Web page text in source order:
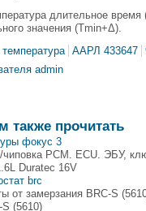
длительное
значения (Tmin+Δ).
температура ААРЛ 433647
admin
также прочитать
фокус 3
чиповка PCM. ECU. ЭБУ,
Duratec 16V
brc
от замерзания BRC-S
S (5610)